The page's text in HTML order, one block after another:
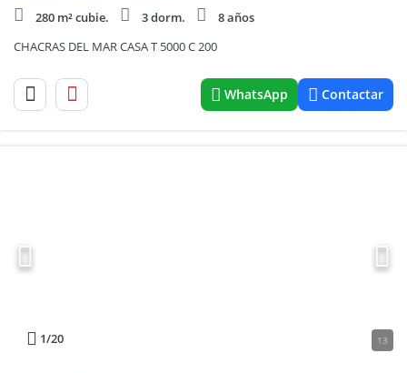
280 m² cubie.
3 dorm.
8 años
CHACRAS DEL MAR CASA T 5000 C 200
WhatsApp Contactar
1/20 13